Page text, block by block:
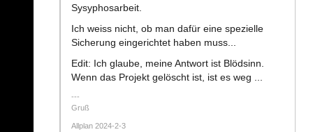
Sysyphosarbeit.
Ich weiss nicht, ob man dafür eine spezielle
Sicherung eingerichtet haben muss...
Edit: Ich glaube, meine Antwort ist Blödsinn.
Wenn das Projekt gelöscht ist, ist es weg ...
Gruß
Allplan 2024-2-3